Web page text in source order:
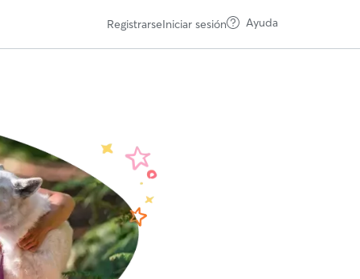
RegistrarseIniciar sesión Ayuda